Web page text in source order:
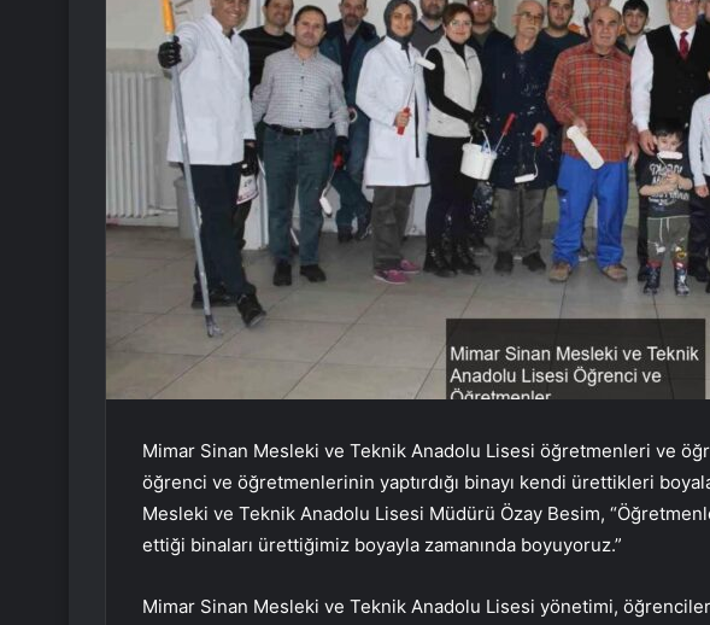
Mimar Sinan Mesleki ve Teknik Anadolu Lisesi öğretmenleri ve
öğrenci ve öğretmenlerinin yaptırdığı binayı kendi ürettikleri
Mesleki ve Teknik Anadolu Lisesi Müdürü Özay Besim,
ettiği binaları ürettiğimiz boyayla zamanında boyuyoruz.”
Mimar Sinan Mesleki ve Teknik Anadolu Lisesi yönetimi,